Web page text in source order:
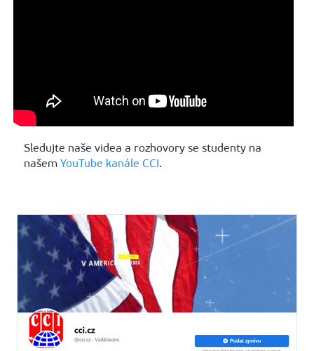
Sledujte naše videa a rozhovory se studenty na
našem YouTube kanále CCI.